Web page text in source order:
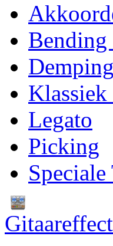
Demping
Legato
Picking
Speciale